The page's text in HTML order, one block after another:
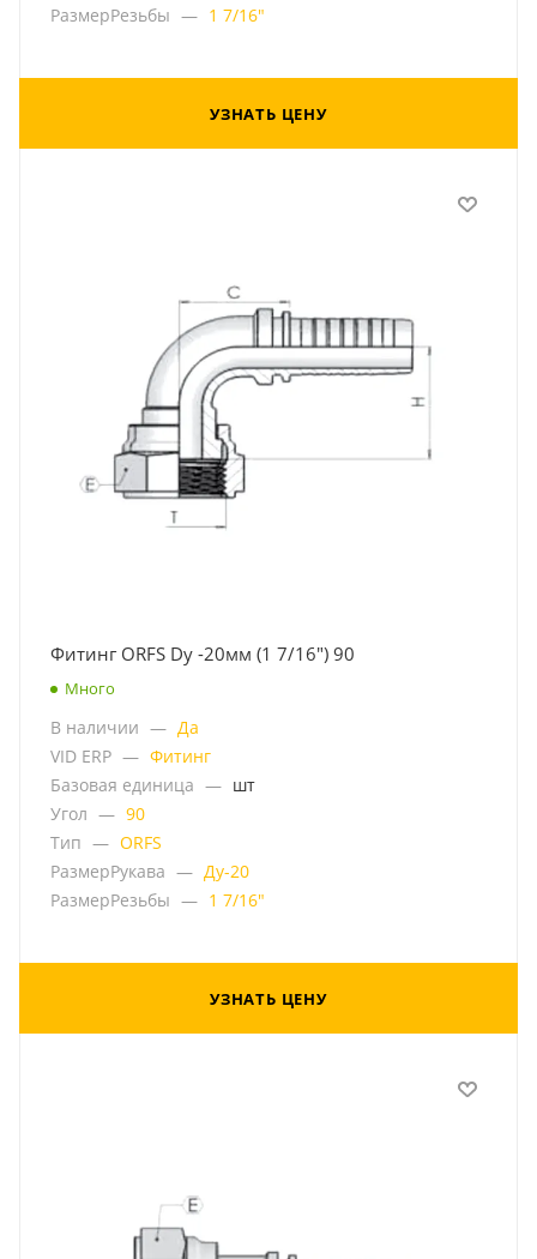
РазмерРезьбы — 1 7/16"
УЗНАТЬ ЦЕНУ
Фитинг ORFS Dу -20мм (1 7/16") 90
Много
В наличии — Да
VID ERP — Фитинг
Базовая единица — шт
Угол — 90
Тип — ORFS
РазмерРукава — Ду-20
РазмерРезьбы — 1 7/16"
УЗНАТЬ ЦЕНУ